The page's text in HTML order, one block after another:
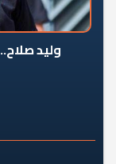
وليد